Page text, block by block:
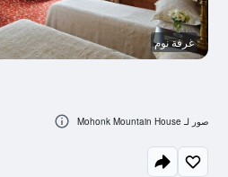
غرفة نوم
صور لـ Mohonk Mountain House